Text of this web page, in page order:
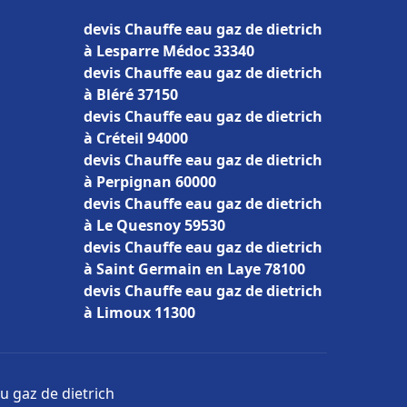
devis Chauffe eau gaz de dietrich
à Lesparre Médoc 33340
devis Chauffe eau gaz de dietrich
à Bléré 37150
devis Chauffe eau gaz de dietrich
à Créteil 94000
devis Chauffe eau gaz de dietrich
à Perpignan 60000
devis Chauffe eau gaz de dietrich
à Le Quesnoy 59530
devis Chauffe eau gaz de dietrich
à Saint Germain en Laye 78100
devis Chauffe eau gaz de dietrich
à Limoux 11300
gaz de dietrich